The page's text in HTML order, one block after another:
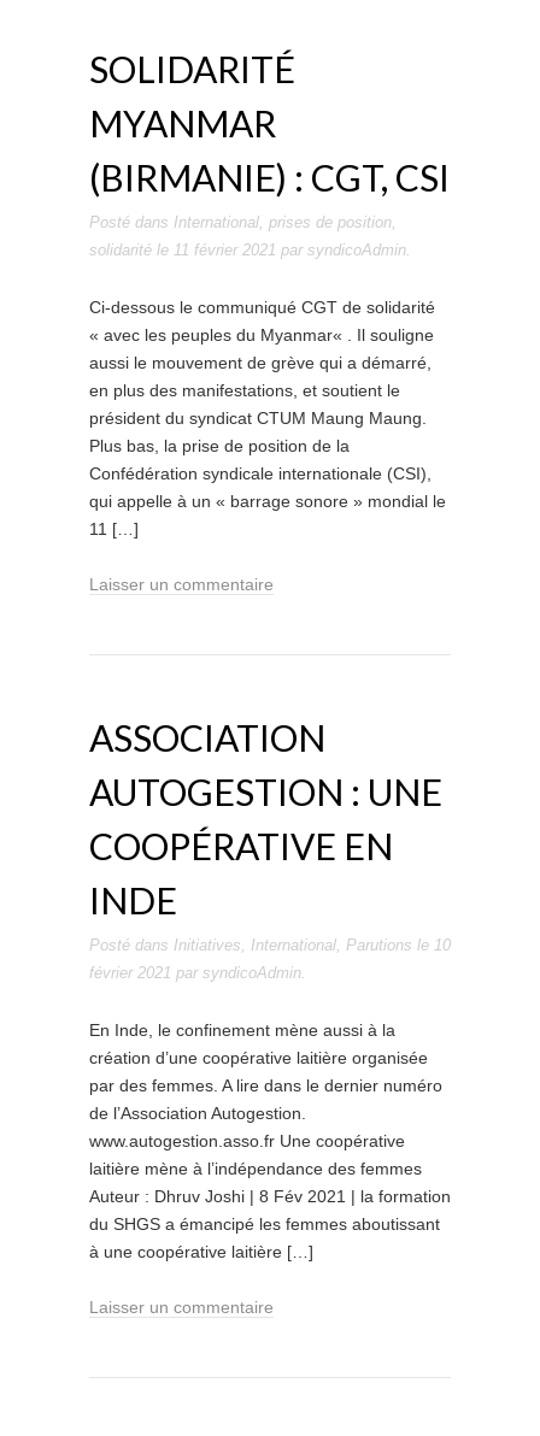
SOLIDARITÉ
MYANMAR
(BIRMANIE) : CGT, CSI
Posté dans International, prises de position,
solidarité le 11 février 2021 par syndicoAdmin.
Ci-dessous le communiqué CGT de solidarité
« avec les peuples du Myanmar« . Il souligne
aussi le mouvement de grève qui a démarré,
en plus des manifestations, et soutient le
président du syndicat CTUM Maung Maung.
Plus bas, la prise de position de la
Confédération syndicale internationale (CSI),
qui appelle à un « barrage sonore » mondial le
11 […]
Laisser un commentaire
ASSOCIATION
AUTOGESTION : UNE
COOPÉRATIVE EN
INDE
Posté dans Initiatives, International, Parutions le 10
février 2021 par syndicoAdmin.
En Inde, le confinement mène aussi à la
création d’une coopérative laitière organisée
par des femmes. A lire dans le dernier numéro
de l’Association Autogestion.
www.autogestion.asso.fr Une coopérative
laitière mène à l’indépendance des femmes
Auteur : Dhruv Joshi | 8 Fév 2021 | la formation
du SHGS a émancipé les femmes aboutissant
à une coopérative laitière […]
Laisser un commentaire